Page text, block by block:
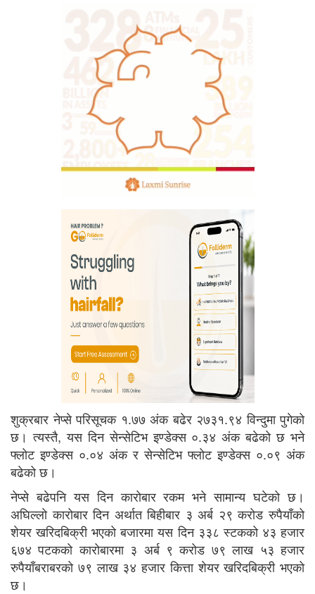
शुक्रबार नेप्से परिसूचक १.७७ अंक बढेर २७३१.९४ विन्दुमा पुगेको
छ। त्यस्तै, यस दिन सेन्सेटिभ इण्डेक्स ०.३४ अंक बढेको छ भने
फ्लोट इण्डेक्स ०.०४ अंक र सेन्सेटिभ फ्लोट इण्डेक्स ०.०९ अंक
बढेको छ।
नेप्से बढेपनि यस दिन कारोबार रकम भने सामान्य घटेको छ।
अघिल्लो कारोबार दिन अर्थात बिहीबार ३ अर्ब २९ करोड रुपैयाँको
शेयर खरिदबिक्री भएको बजारमा यस दिन ३३८ स्टकको ४३ हजार
६७४ पटकको कारोबारमा ३ अर्ब ९ करोड ७९ लाख ५३ हजार
रुपैयाँबराबरको ७९ लाख ३४ हजार कित्ता शेयर खरिदबिक्री भएको
छ।